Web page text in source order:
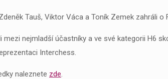
Tauš, Viktor Váca a Toník Zemek zahráli o
mezi nejmladší účastníky a ve své kategorii H6
Interchess.
naleznete zde